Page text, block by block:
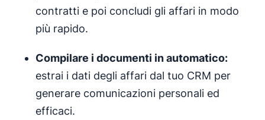
contratti e poi concludi gli affari in modo
più rapido.
Compilare i documenti in automatico:
estrai i dati degli affari dal tuo CRM per
generare comunicazioni personali ed
efficaci.